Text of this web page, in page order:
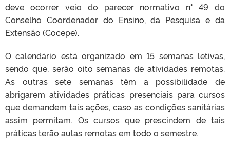
deve ocorrer veio do parecer normativo n° 49 do
Conselho Coordenador do Ensino, da Pesquisa e da
Extensão (Cocepe).
O calendário está organizado em 15 semanas letivas,
sendo que, serão oito semanas de atividades remotas.
As outras sete semanas têm a possibilidade de
abrigarem atividades práticas presenciais para cursos
que demandem tais ações, caso as condições sanitárias
assim permitam. Os cursos que prescindem de tais
práticas terão aulas remotas em todo o semestre.